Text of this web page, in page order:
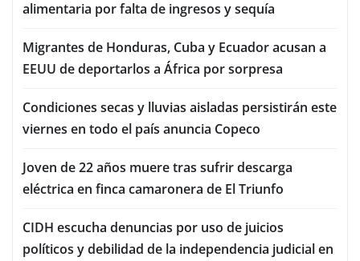
alimentaria por falta de ingresos y sequía
Migrantes de Honduras, Cuba y Ecuador acusan a
EEUU de deportarlos a África por sorpresa
Condiciones secas y lluvias aisladas persistirán este
viernes en todo el país anuncia Copeco
Joven de 22 años muere tras sufrir descarga
eléctrica en finca camaronera de El Triunfo
CIDH escucha denuncias por uso de juicios
políticos y debilidad de la independencia judicial en